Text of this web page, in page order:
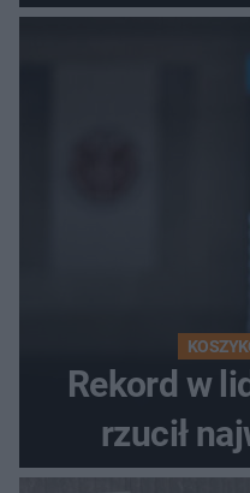
Rekord w
rzucił